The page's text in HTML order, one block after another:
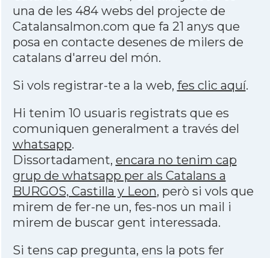
una de les 484 webs del projecte de
Catalansalmon.com que fa 21 anys que
posa en contacte desenes de milers de
catalans d'arreu del món.
Si vols registrar-te a la web, fes clic aquí.
Hi tenim 10 usuaris registrats que es
comuniquen generalment a través del
whatsapp.
Dissortadament, encara no tenim cap
grup de whatsapp per als Catalans a
BURGOS, Castilla y Leon, però si vols que
mirem de fer-ne un, fes-nos un mail i
mirem de buscar gent interessada.
Si tens cap pregunta, ens la pots fer